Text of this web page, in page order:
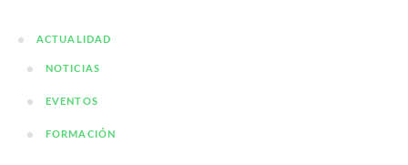
ACTUALIDAD
NOTICIAS
EVENTOS
FORMACIÓN